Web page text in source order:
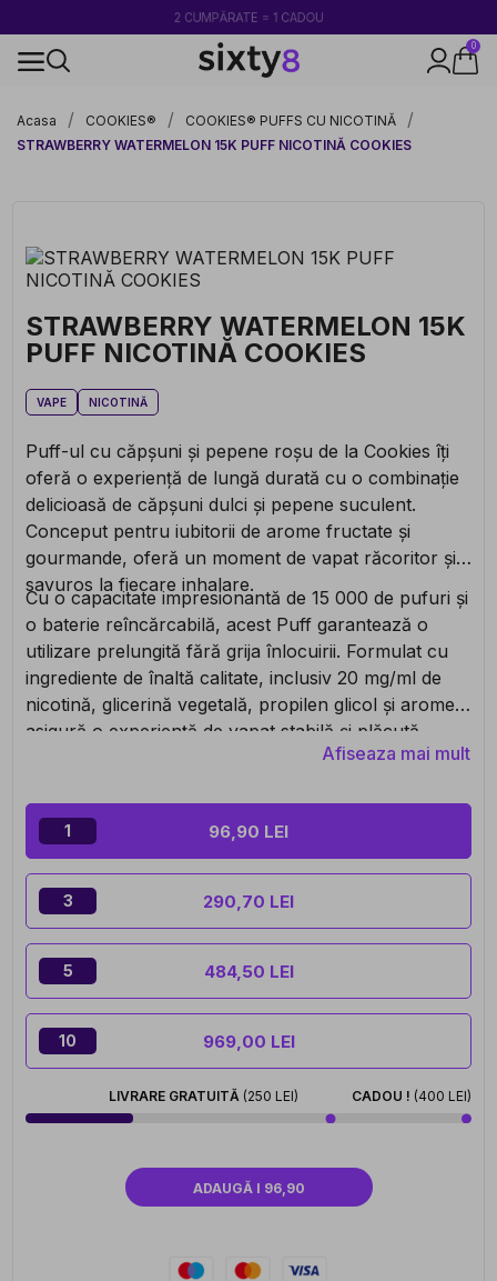
2 CUMPĂRATE = 1 CADOU
0
Acasa
COOKIES®
COOKIES® PUFFS CU NICOTINĂ
STRAWBERRY WATERMELON 15K PUFF NICOTINĂ COOKIES
STRAWBERRY WATERMELON 15K
PUFF NICOTINĂ COOKIES
VAPE NICOTINĂ
Puff-ul cu căpșuni și pepene roșu de la Cookies îți
oferă o experiență de lungă durată cu o combinație
delicioasă de căpșuni dulci și pepene suculent.
Conceput pentru iubitorii de arome fructate și
gourmande, oferă un moment de vapat răcoritor și
savuros la fiecare inhalare.
Cu o capacitate impresionantă de 15 000 de pufuri și
o baterie reîncărcabilă, acest Puff garantează o
utilizare prelungită fără grija înlocuirii. Formulat cu
ingrediente de înaltă calitate, inclusiv 20 mg/ml de
nicotină, glicerină vegetală, propilen glicol și arome,
asigură o experiență de vapat stabilă și plăcută.
Designul său compact facilitează transportul, pentru
Afiseaza mai mult
1 96,90 LEI
3 290,70 LEI
5 484,50 LEI
10 969,00 LEI
LIVRARE GRATUITĂ (250 LEI) CADOU ! (400 LEI)
ADAUGĂ I 96,90